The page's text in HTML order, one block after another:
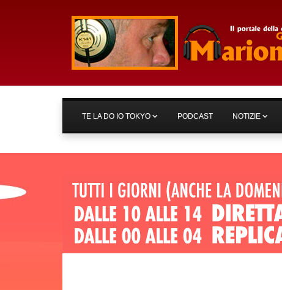
TE LA DO IO TOKYO PODCAST NOTIZIE